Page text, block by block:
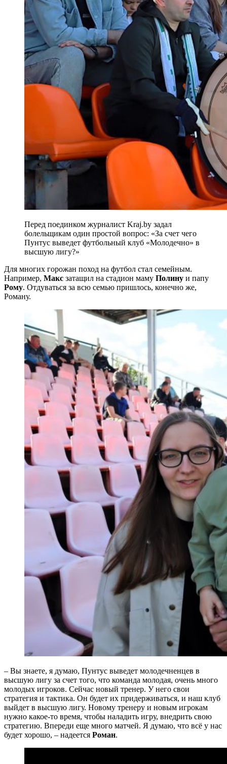
Перед поединком журналист Kraj.by задал
болельщикам один простой вопрос: «За счет чего
Пунтус выведет футбольный клуб «Молодечно» в
высшую лигу?»
Для многих горожан поход на футбол стал семейным.
Например, Макс затащил на стадион маму Полину и папу
Рому. Отдуваться за всю семью пришлось, конечно же,
Роману.
– Вы знаете, я думаю, Пунтус выведет молодечненцев в
высшую лигу за счет того, что команда молодая, очень много
молодых игроков. Сейчас новый тренер. У него свои
стратегия и тактика. Он будет их придерживаться, и наш клуб
выйдет в высшую лигу. Новому тренеру и новым игрокам
нужно какое-то время, чтобы наладить игру, внедрить свою
стратегию. Впереди еще много матчей. Я думаю, что всё у нас
будет хорошо, – надеется Роман.